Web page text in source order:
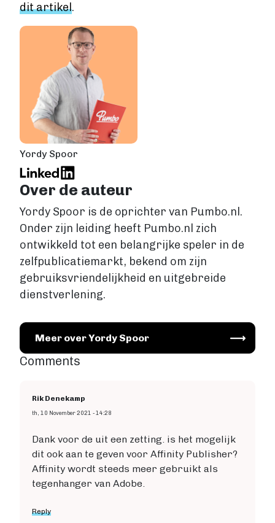
dit artikel.
Over de auteur
Yordy Spoor is de oprichter van Pumbo.nl.
Onder zijn leiding heeft Pumbo.nl zich
ontwikkeld tot een belangrijke speler in de
zelfpublicatiemarkt, bekend om zijn
gebruiksvriendelijkheid en uitgebreide
dienstverlening.
Image
Meer over Yordy Spoor
Yordy Spoor
Comments
Rik Denekamp
th, 10 November 2021 - 14:28
Dank voor de uit een zetting. is het mogelijk
dit ook aan te geven voor Affinity Publisher?
Affinity wordt steeds meer gebruikt als
tegenhanger van Adobe.
Reply